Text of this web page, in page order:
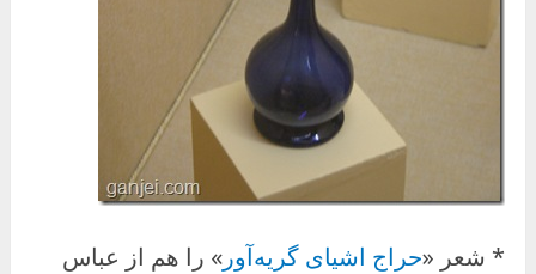
* شعر «حراج اشیای گریه‌آور» را هم از عباس